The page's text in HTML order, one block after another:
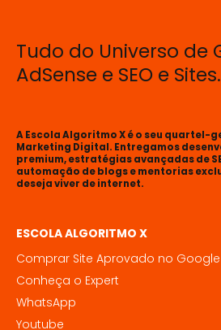
Tudo do Universo de
AdSense e SEO e Sites.
A Escola Algoritmo X é o seu quartel-
Marketing Digital. Entregamos
premium, estratégias avançadas de
automação de blogs e mentorias
deseja viver de internet.
ESCOLA ALGORITMO X
Comprar Site Aprovado no Google
Conheça o Expert
WhatsApp
Youtube